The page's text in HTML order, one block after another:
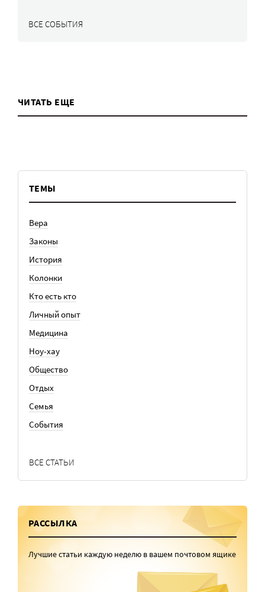
ВСЕ СОБЫТИЯ
ЧИТАТЬ ЕЩЕ
ТЕМЫ
Вера
Законы
История
Колонки
Кто есть кто
Личный опыт
Медицина
Ноу-хау
Общество
Отдых
Семья
События
ВСЕ СТАТЬИ
РАССЫЛКА
Лучшие статьи каждую неделю в вашем почтовом ящике